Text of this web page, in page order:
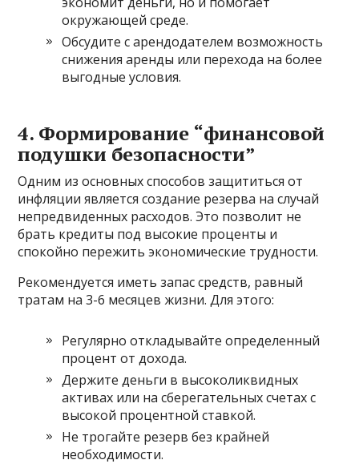
окружающей среде.
Обсудите с арендодателем возможность
снижения аренды или перехода на более
выгодные условия.
4. Формирование “финансовой
подушки безопасности”
Одним из основных способов защититься от
инфляции является создание резерва на случай
непредвиденных расходов. Это позволит не
брать кредиты под высокие проценты и
спокойно пережить экономические трудности.
Рекомендуется иметь запас средств, равный
тратам на 3-6 месяцев жизни. Для этого:
Регулярно откладывайте определенный
процент от дохода.
Держите деньги в высоколиквидных
активах или на сберегательных счетах с
высокой процентной ставкой.
Не трогайте резерв без крайней
необходимости.